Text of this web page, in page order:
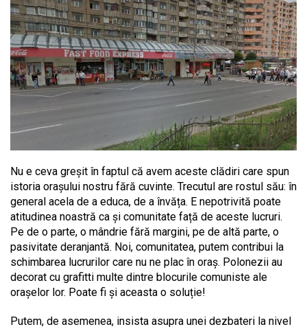
Nu e ceva greșit în faptul că avem aceste clădiri care spun
istoria orașului nostru fără cuvinte. Trecutul are rostul său: în
general acela de a educa, de a învăța. E nepotrivită poate
atitudinea noastră ca și comunitate față de aceste lucruri.
Pe de o parte, o mândrie fără margini, pe de altă parte, o
pasivitate deranjantă. Noi, comunitatea, putem contribui la
schimbarea lucrurilor care nu ne plac în oraș. Polonezii au
decorat cu grafitti multe dintre blocurile comuniste ale
orașelor lor. Poate fi și aceasta o soluție!
Putem, de asemenea, insista asupra unei dezbateri la nivel